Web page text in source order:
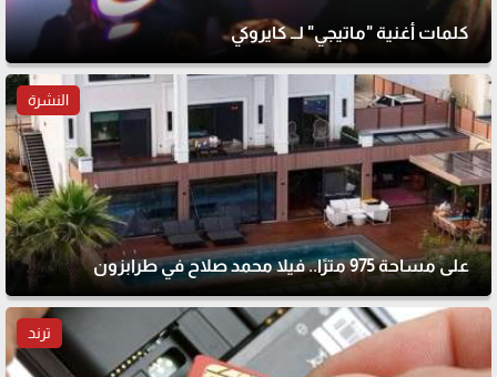
كلمات أغنية "ماتيجي" لــ كايروكي
النشرة
على مساحة 975 مترًا.. فيلا محمد صلاح في طرابزون
ترند